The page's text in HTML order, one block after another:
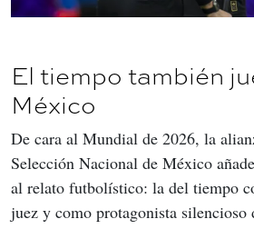
El tiempo también
México
De cara al Mundial de 2026, la
Selección Nacional de México
al relato futbolístico: la del tiempo
juez y como protagonista silencioso